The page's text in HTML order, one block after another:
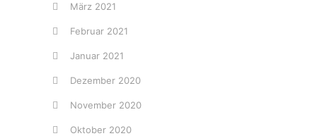
März 2021
Februar 2021
Januar 2021
Dezember 2020
November 2020
Oktober 2020